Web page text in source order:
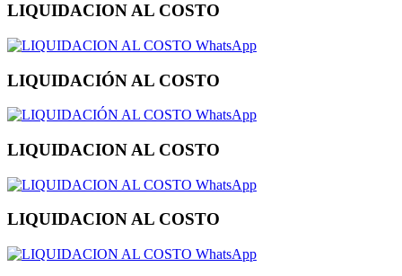
LIQUIDACION AL COSTO
WhatsApp
LIQUIDACIÓN AL COSTO
WhatsApp
LIQUIDACION AL COSTO
WhatsApp
LIQUIDACION AL COSTO
WhatsApp